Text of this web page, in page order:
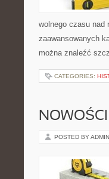
wolnego czasu nad
zaawansowanych
można znaleźć
CATEGORIES:
POSTED BY ADMIN